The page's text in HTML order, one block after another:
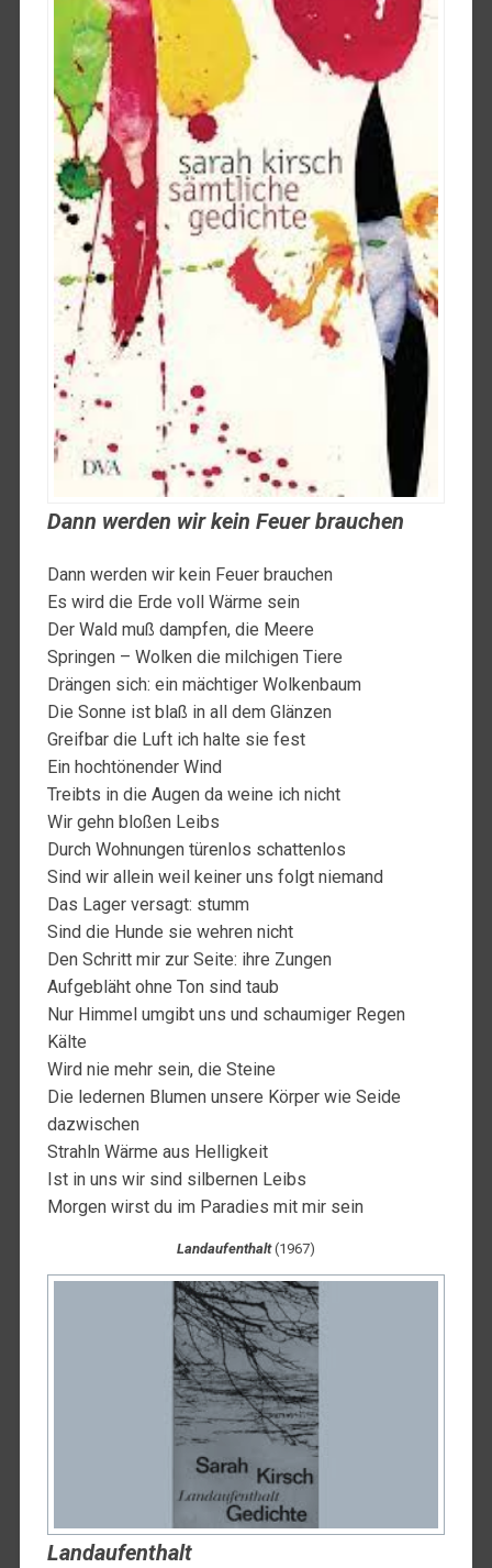
Dann werden wir kein Feuer brauchen
Dann werden wir kein Feuer brauchen
Es wird die Erde voll Wärme sein
Der Wald muß dampfen, die Meere
Springen – Wolken die milchigen Tiere
Drängen sich: ein mächtiger Wolkenbaum
Die Sonne ist blaß in all dem Glänzen
Greifbar die Luft ich halte sie fest
Ein hochtönender Wind
Treibts in die Augen da weine ich nicht
Wir gehn bloßen Leibs
Durch Wohnungen türenlos schattenlos
Sind wir allein weil keiner uns folgt niemand
Das Lager versagt: stumm
Sind die Hunde sie wehren nicht
Den Schritt mir zur Seite: ihre Zungen
Aufgebläht ohne Ton sind taub
Nur Himmel umgibt uns und schaumiger Regen
Kälte
Wird nie mehr sein, die Steine
Die ledernen Blumen unsere Körper wie Seide
dazwischen
Strahln Wärme aus Helligkeit
Ist in uns wir sind silbernen Leibs
Morgen wirst du im Paradies mit mir sein
Landaufenthalt(1967)
Landaufenthalt